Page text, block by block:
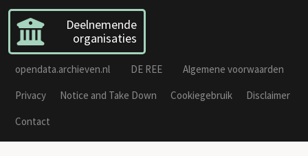
Deelnemende
organisaties
opendata.archieven.nl DE REE
Algemene voorwaarden
Privacy
Notice and Take Down Cookiegebruik
Disclaimer
Contact